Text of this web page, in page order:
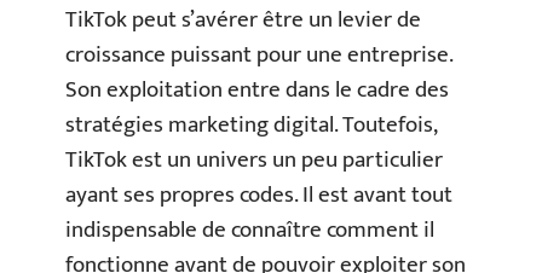
TikTok peut s’avérer être un levier de
croissance puissant pour une entreprise.
Son exploitation entre dans le cadre des
stratégies marketing digital. Toutefois,
TikTok est un univers un peu particulier
ayant ses propres codes. Il est avant tout
indispensable de connaître comment il
fonctionne avant de pouvoir exploiter son